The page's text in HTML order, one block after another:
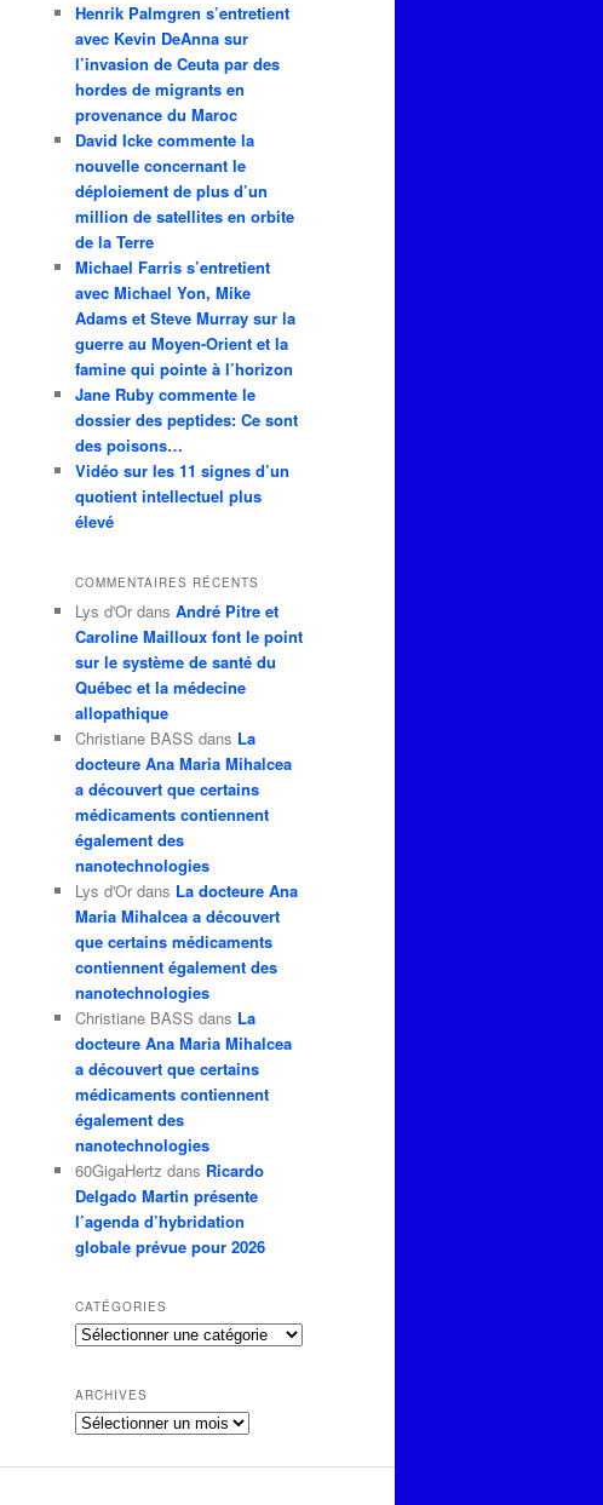
Henrik Palmgren s’entretient
avec Kevin DeAnna sur
l’invasion de Ceuta par des
hordes de migrants en
provenance du Maroc
David Icke commente la
nouvelle concernant le
déploiement de plus d’un
million de satellites en orbite
de la Terre
Michael Farris s’entretient
avec Michael Yon, Mike
Adams et Steve Murray sur la
guerre au Moyen-Orient et la
famine qui pointe à l’horizon
Jane Ruby commente le
dossier des peptides: Ce sont
des poisons…
Vidéo sur les 11 signes d’un
quotient intellectuel plus
élevé
COMMENTAIRES RÉCENTS
Lys d'Or dans André Pitre et
Caroline Mailloux font le point
sur le système de santé du
Québec et la médecine
allopathique
Christiane BASS dans La
docteure Ana Maria Mihalcea
a découvert que certains
médicaments contiennent
également des
nanotechnologies
Lys d'Or dans La docteure Ana
Maria Mihalcea a découvert
que certains médicaments
contiennent également des
nanotechnologies
Christiane BASS dans La
docteure Ana Maria Mihalcea
a découvert que certains
médicaments contiennent
également des
nanotechnologies
60GigaHertz dans Ricardo
Delgado Martin présente
l’agenda d’hybridation
globale prévue pour 2026
CATÉGORIES
Catégories
ARCHIVES
Archives